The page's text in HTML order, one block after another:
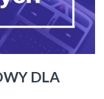
DLA